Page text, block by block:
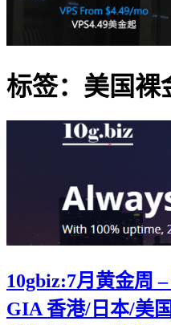
标签：美国裸
10gbiz:7月黄金周
GIA 香港/日本/美